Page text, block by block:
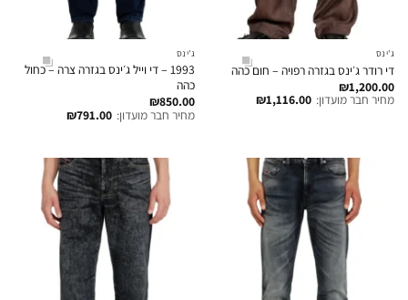
ג'ינס
די רודר ג׳ינס בגזרה רפויה – חום כהה
₪1,200.00
מחיר חבר מועדון: ₪1,116.00
ג'ינס
1993 – די וייל ג׳ינס בגזרה צרה – כחול
כהה
₪850.00
מחיר חבר מועדון: ₪791.00